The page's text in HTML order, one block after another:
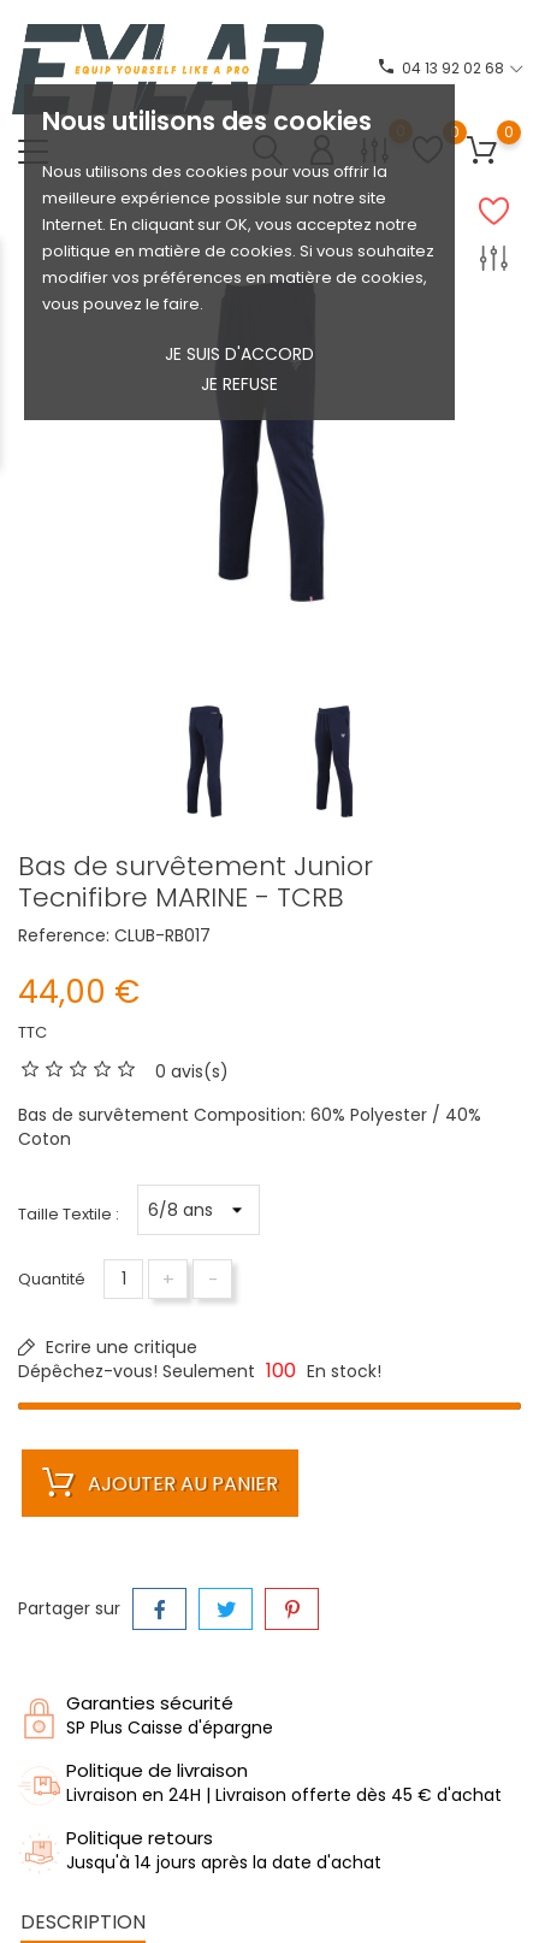
Nous utilisons des cookies
Nous utilisons des cookies pour vous offrir la
meilleure expérience possible sur notre site
Internet. En cliquant sur OK, vous acceptez notre
politique en matière de cookies. Si vous souhaitez
modifier vos préférences en matière de cookies,
vous pouvez le faire.
JE SUIS D'ACCORD
JE REFUSE
phone 04 13 92 02 68
0 0 0
Bas de survêtement Junior
Tecnifibre MARINE - TCRB
Reference: CLUB-RB017
44,00 €
TTC
0 avis(s)
Bas de survêtement Composition: 60% Polyester / 40%
Coton
Taille Textile :
Quantité + -
Ecrire une critique
Dépêchez-vous! Seulement 100 En stock!
AJOUTER AU PANIER
Partager sur
Garanties sécurité
SP Plus Caisse d'épargne
Politique de livraison
Livraison en 24H | Livraison offerte dès 45 € d'achat
Politique retours
Jusqu'à 14 jours après la date d'achat
DESCRIPTION